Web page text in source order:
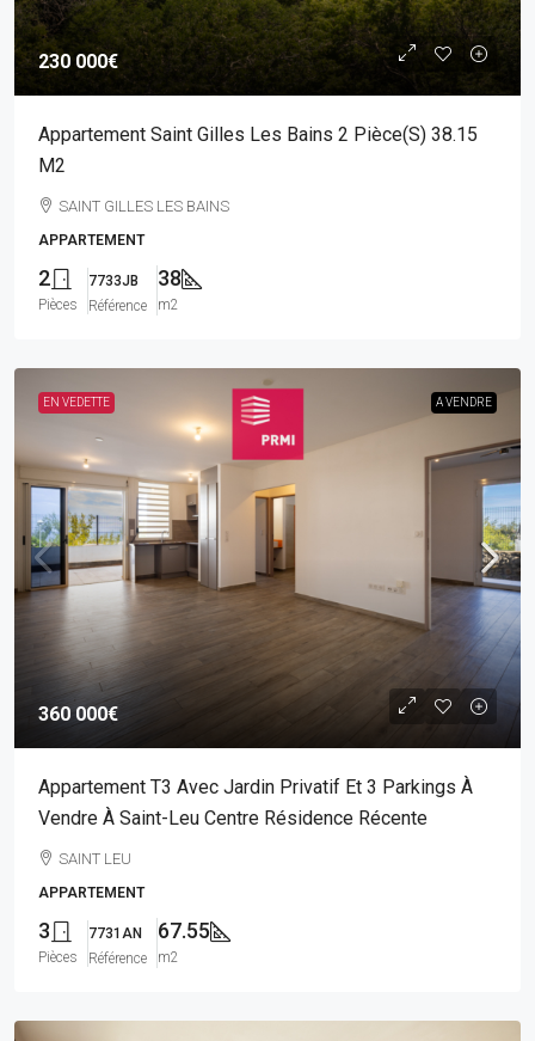
230 000€
Appartement Saint Gilles Les Bains 2 Pièce(s) 38.15
M2
SAINT GILLES LES BAINS
APPARTEMENT
2
Pièces
7733JB
Référence
38
m2
EN VEDETTE A VENDRE
360 000€
Appartement T3 Avec Jardin Privatif Et 3 Parkings À
Vendre À Saint-Leu Centre Résidence Récente
SAINT LEU
APPARTEMENT
3
Pièces
7731AN
Référence
67.55
m2